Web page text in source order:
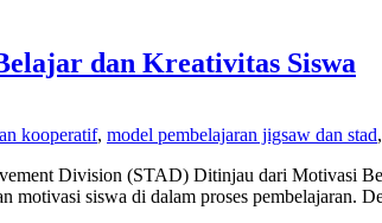
dan Kreativitas Siswa
kooperatif, model pembelajaran jigsaw dan stad,
Division (STAD) Ditinjau dari Motivasi
motivasi siswa di dalam proses pembelajaran.